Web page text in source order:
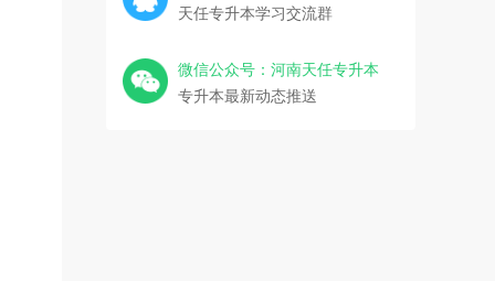
天任专升本学习交流群
微信公众号：河南天任专升本
专升本最新动态推送